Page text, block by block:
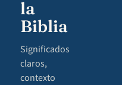
la
Biblia
Significados
claros,
contexto